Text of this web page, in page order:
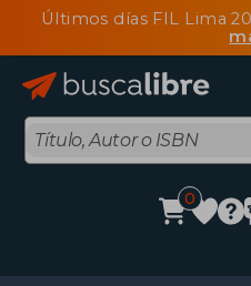
Últimos días FIL Lima
0